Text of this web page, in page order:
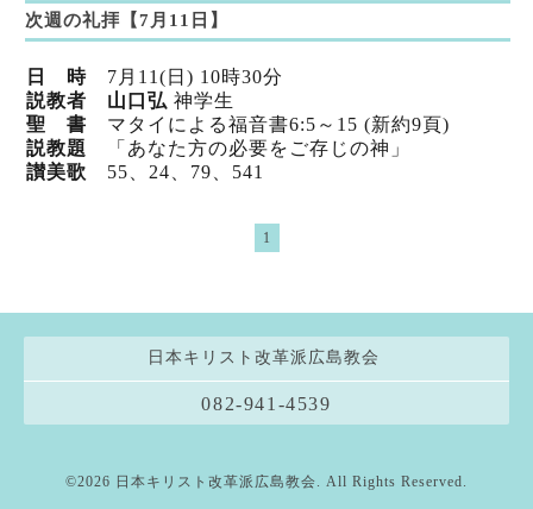
次週の礼拝【7月11日】
日 時 7 月11 (日) 10時30分
説教者 山口弘 神学生
聖 書 マタイによる福音書6:5～15 (新約9頁)
説教題
「あなた方の必要をご存じの神」
讃美歌 55、24、79、541
1
日本キリスト改革派広島教会
082-941-4539
©2026 日本キリスト改革派広島教会. All Rights Reserved.